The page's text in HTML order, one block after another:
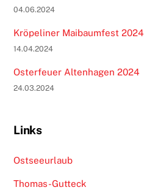
04.06.2024
Kröpeliner Maibaumfest 2024
14.04.2024
Osterfeuer Altenhagen 2024
24.03.2024
Links
Ostseeurlaub
Thomas-Gutteck